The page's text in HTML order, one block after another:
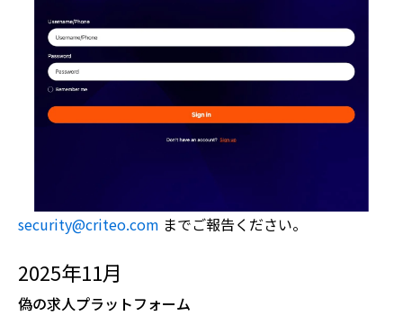
security@criteo.com までご報告ください。
2025年11月
偽の求人プラットフォーム